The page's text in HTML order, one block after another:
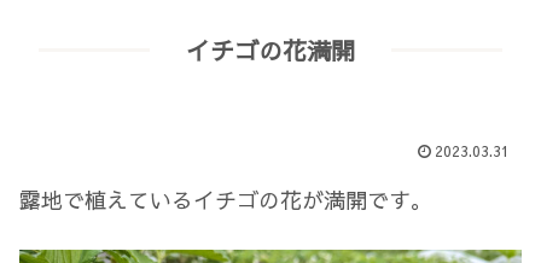
イチゴの花満開
2023.03.31
露地で植えているイチゴの花が満開です。